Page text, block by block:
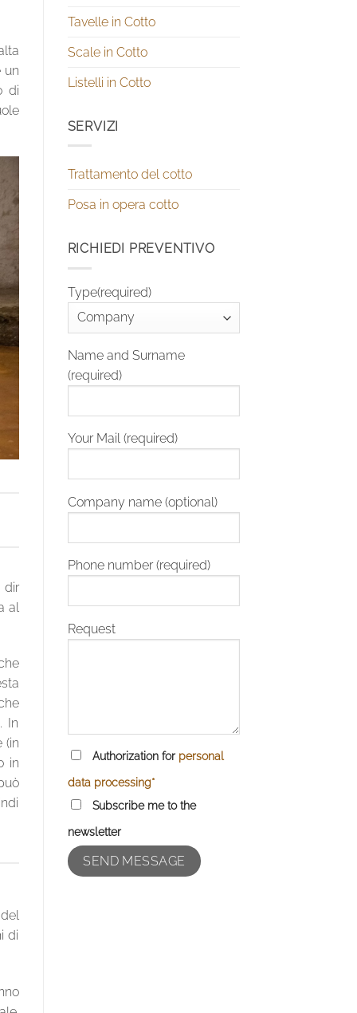
un
di
dir
al
In
(in
in
di
Tavelle in Cotto
Scale in Cotto
Listelli in Cotto
SERVIZI
Trattamento del cotto
Posa in opera cotto
RICHIEDI PREVENTIVO
Type(required)
Name and Surname
(required)
Your Mail (required)
Company name (optional)
Phone number (required)
Request
Authorization for personal
data processing*
Subscribe me to the
newsletter